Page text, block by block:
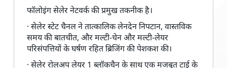
फॉलोइंग सेलेर नेटवर्क की प्रमुख तकनीक है।
· सेलेर स्टेट चैनल ने तात्कालिक लेनदेन निपटान, वास्तविक
समय की बातचीत, और मल्टी-चेन और मल्टी-लेयर
परिसंपत्तियों के घर्षण रहित ब्रिजिंग की पेशकश की।
· सेलेर रोलअप लेयर 1 ब्लॉकचैन के साथ एक मजबूत टाई के